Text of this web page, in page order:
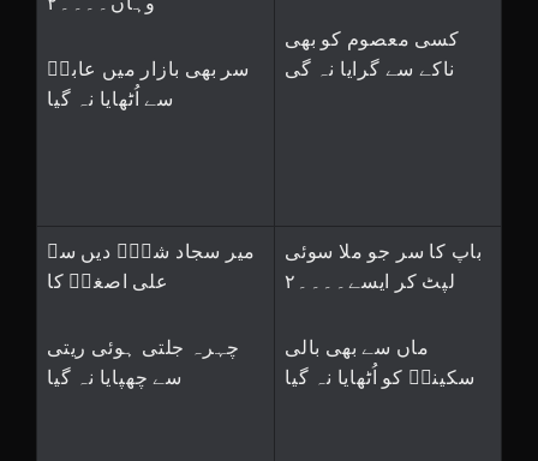
سر بھی بازار میں عابدؑ
سے اُٹھایا نہ گیا
کسی معصوم کو بھی
ناکے سے گرایا نہ گی
میر سجاد شہہؑ دیں سے
علی اصغرؑ کا
چہرہ جلتی ہوئی ریتی
سے چھپایا نہ گیا
باپ کا سر جو ملا سوئی
لپٹ کر ایسے۔۔۔۔۲
ماں سے بھی بالی
سکینہؑ کو اُٹھایا نہ گیا